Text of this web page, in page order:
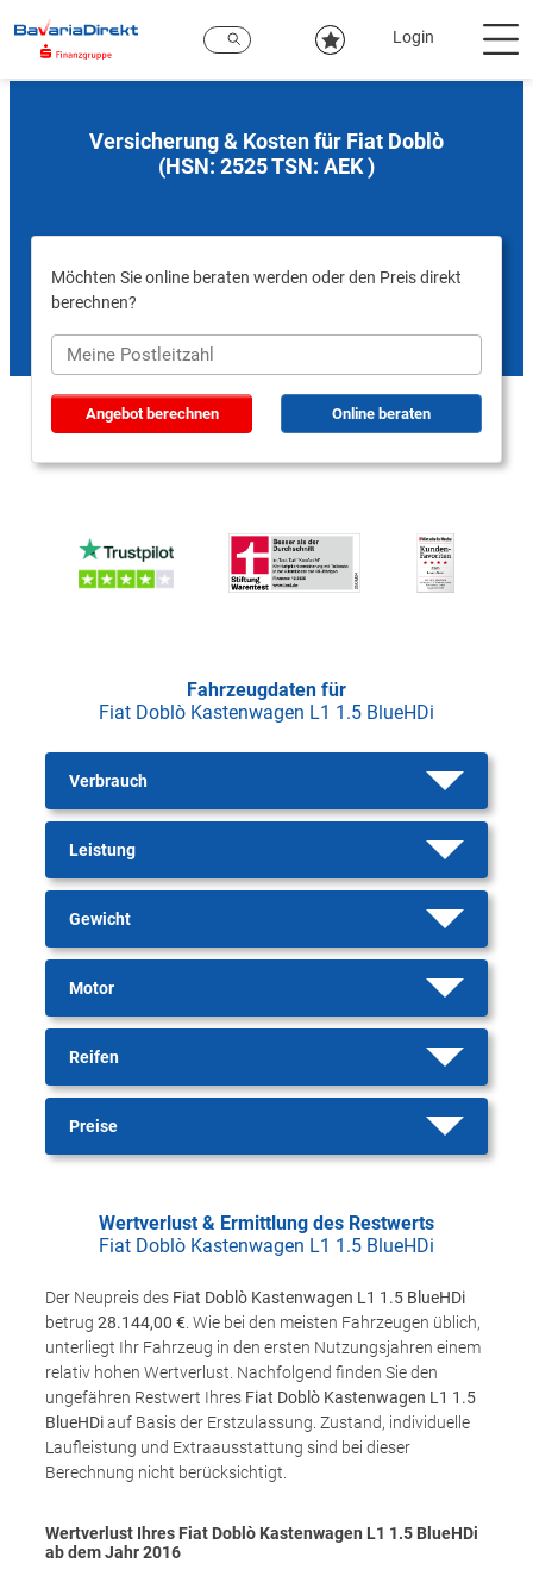
Hauptinhalt
Login
Versicherung & Kosten für Fiat Doblò
(HSN: 2525 TSN: AEK )
Möchten Sie online beraten werden oder den Preis direkt
berechnen?
Angebot berechnen Online beraten
Fahrzeugdaten für
Fiat Doblò Kastenwagen L1 1.5 BlueHDi
Verbrauch
Leistung
Gewicht
Motor
Reifen
Preise
Wertverlust & Ermittlung des Restwerts
Fiat Doblò Kastenwagen L1 1.5 BlueHDi
Der Neupreis des Fiat Doblò Kastenwagen L1 1.5 BlueHDi
betrug 28.144,00 € . Wie bei den meisten Fahrzeugen üblich,
unterliegt Ihr Fahrzeug in den ersten Nutzungsjahren einem
relativ hohen Wertverlust. Nachfolgend finden Sie den
ungefähren Restwert Ihres Fiat Doblò Kastenwagen L1 1.5
BlueHDiauf Basis der Erstzulassung. Zustand, individuelle
Laufleistung und Extraausstattung sind bei dieser
Berechnung nicht berücksichtigt.
Wertverlust Ihres Fiat Doblò Kastenwagen L1 1.5 BlueHDi
ab dem Jahr2016